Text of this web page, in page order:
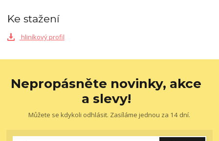
Ke stažení
hliníkový profil
Nepropásněte novinky, akce
a slevy!
Můžete se kdykoli odhlásit. Zasíláme jednou za 14 dní.